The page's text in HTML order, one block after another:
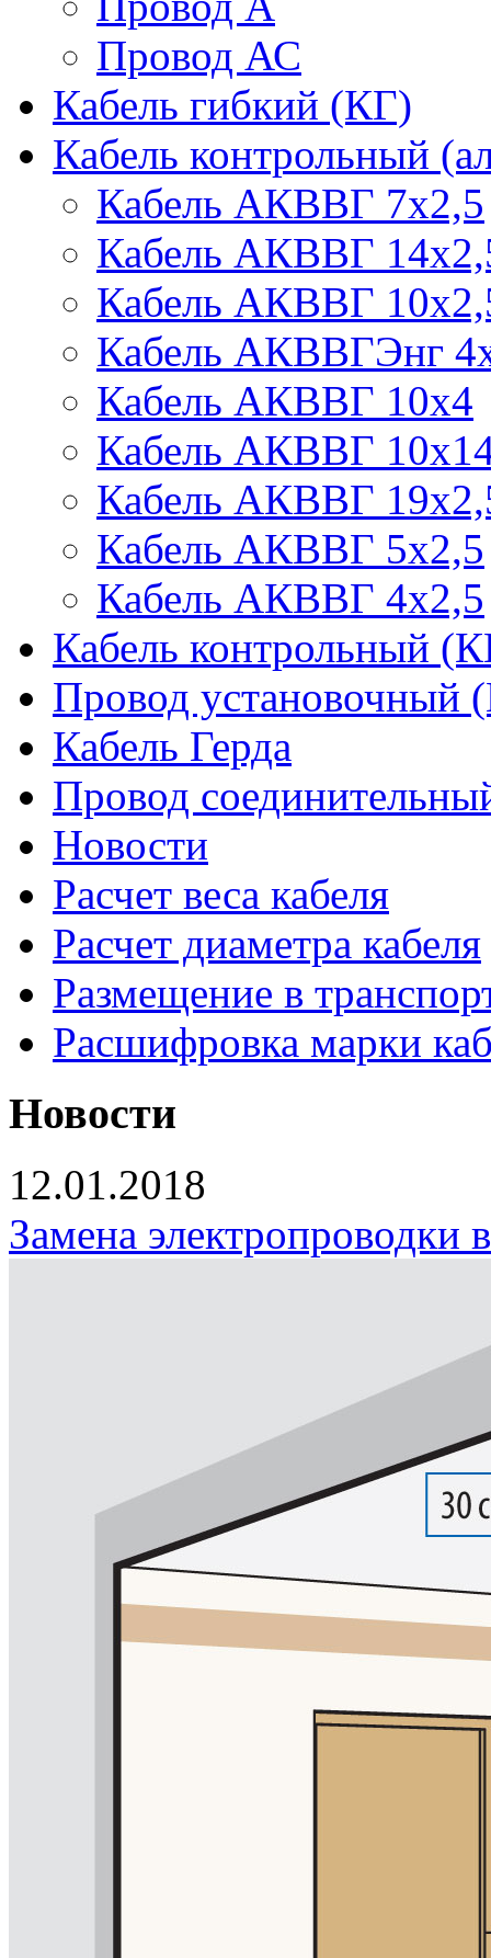
Провод АС
Кабель гибкий (КГ)
Кабель контрольный
Кабель АКВВГ 7х2,5
Кабель АКВВГ
Кабель АКВВГ
Кабель АКВВГЭнг
Кабель АКВВГ 10х4
Кабель АКВВГ
Кабель АКВВГ
Кабель АКВВГ 5х2,5
Кабель АКВВГ 4х2,5
Кабель контрольный
Провод
Кабель Герда
Провод
Новости
Расчет веса кабеля
Расчет диаметра кабеля
Размещение в
Расшифровка марки
Новости
12.01.2018
Замена электропроводки